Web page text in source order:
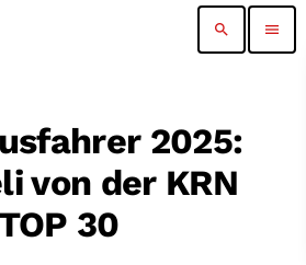
search menu
2025:
von der KRN
30